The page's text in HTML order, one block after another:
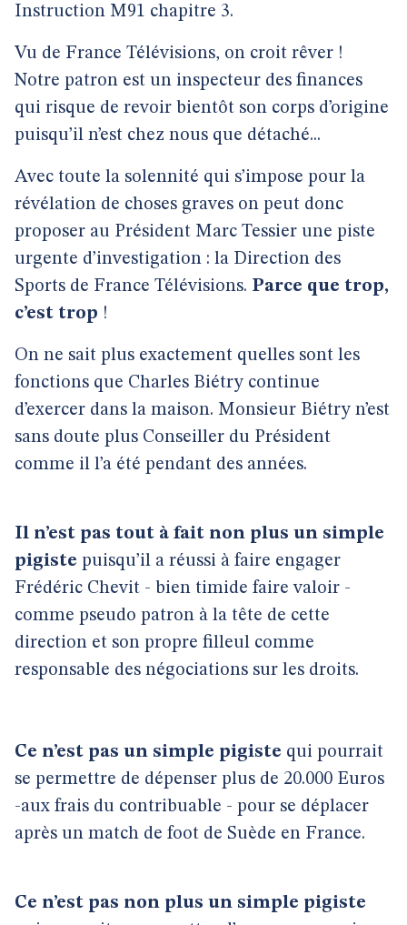
Instruction M91 chapitre 3.
Vu de France Télévisions, on croit rêver !
Notre patron est un inspecteur des finances
qui risque de revoir bientôt son corps d’origine
puisqu’il n’est chez nous que détaché...
Avec toute la solennité qui s’impose pour la
révélation de choses graves on peut donc
proposer au Président Marc Tessier une piste
urgente d’investigation : la Direction des
Sports de France Télévisions. Parce que trop,
c’est trop !
On ne sait plus exactement quelles sont les
fonctions que Charles Biétry continue
d’exercer dans la maison. Monsieur Biétry n’est
sans doute plus Conseiller du Président
comme il l’a été pendant des années.
Il n’est pas tout à fait non plus un simple
pigiste puisqu’il a réussi à faire engager
Frédéric Chevit - bien timide faire valoir -
comme pseudo patron à la tête de cette
direction et son propre filleul comme
responsable des négociations sur les droits.
Ce n’est pas un simple pigiste qui pourrait
se permettre de dépenser plus de 20.000 Euros
-aux frais du contribuable - pour se déplacer
après un match de foot de Suède en France.
Ce n’est pas non plus un simple pigiste